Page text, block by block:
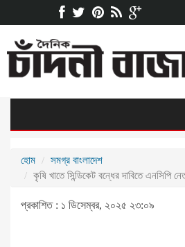
হোম
সমগ্র বাংলাদেশ
কৃষি খাতে সিন্ডিকেট বন্ধের দাবিতে এনসিপি
প্রকাশিত : ১ ডিসেম্বর, ২০২৫ ২৩:০৯